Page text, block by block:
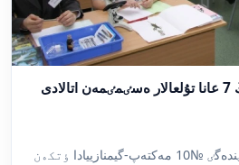
تاياۋدا استانا قالاسىنىڭ تٶرٸندەگٸ №10 مەكتەپ-گيمنازييادا ٶتكەن